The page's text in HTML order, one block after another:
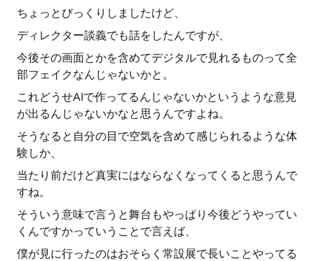
ちょっとびっくりしましたけど、
ディレクター談義でも話をしたんですが、
今後その画面とかを含めてデジタルで見れるものって全
部フェイクなんじゃないかと。
これどうせAIで作ってるんじゃないかというような意見
が出るんじゃないかなと思うんですよね。
そうなると自分の目で空気を含めて感じられるような体
験しか、
当たり前だけど真実にはならなくなってくると思うんで
すね。
そういう意味で言うと舞台もやっぱり今後どうやってい
くんですかっていうことで言えば、
僕が見に行ったのはおそらく常設展で長いことやってる